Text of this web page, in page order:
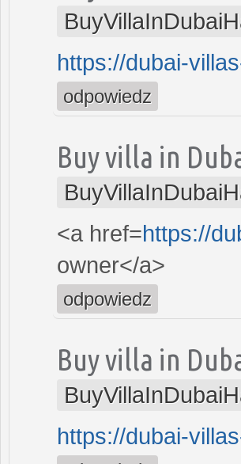
https://dubai-
odpowiedz
Buy villa in
<a href=https://
owner</a>
odpowiedz
Buy villa in
https://dubai-